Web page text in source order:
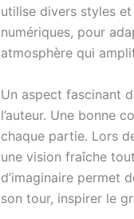
utilise divers styles
numériques, pour
atmosphère qui
Un aspect fascinant
l’auteur. Une bonne
chaque partie. Lors
une vision fraîche
d’imaginaire permet
son tour, inspirer le